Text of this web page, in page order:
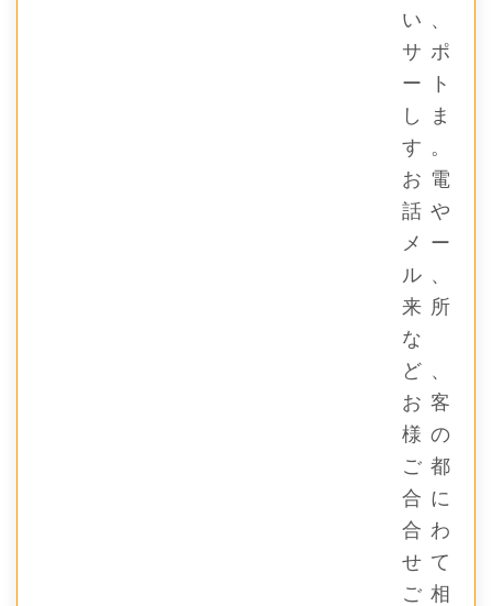
い、
サポ
ート
しま
す。
お電
話や
メー
ル、
来所
な
ど、
お客
様の
ご都
合に
合わ
せて
ご相